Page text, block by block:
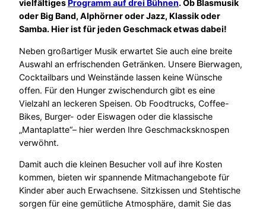
vielfältigesProgramm auf drei Bühnen. Ob Blasmusik
oder Big Band, Alphörner oder Jazz, Klassik oder
Samba. Hier ist für jeden Geschmack etwas dabei!
Neben großartiger Musik erwartet Sie auch eine breite
Auswahl an erfrischenden Getränken. Unsere Bierwagen,
Cocktailbars und Weinstände lassen keine Wünsche
offen. Für den Hunger zwischendurch gibt es eine
Vielzahl an leckeren Speisen. Ob Foodtrucks, Coffee-
Bikes, Burger- oder Eiswagen oder die klassische
„Mantaplatte“– hier werden Ihre Geschmacksknospen
verwöhnt.
Damit auch die kleinen Besucher voll auf ihre Kosten
kommen, bieten wir spannende Mitmachangebote für
Kinder aber auch Erwachsene. Sitzkissen und Stehtische
sorgen für eine gemütliche Atmosphäre, damit Sie das